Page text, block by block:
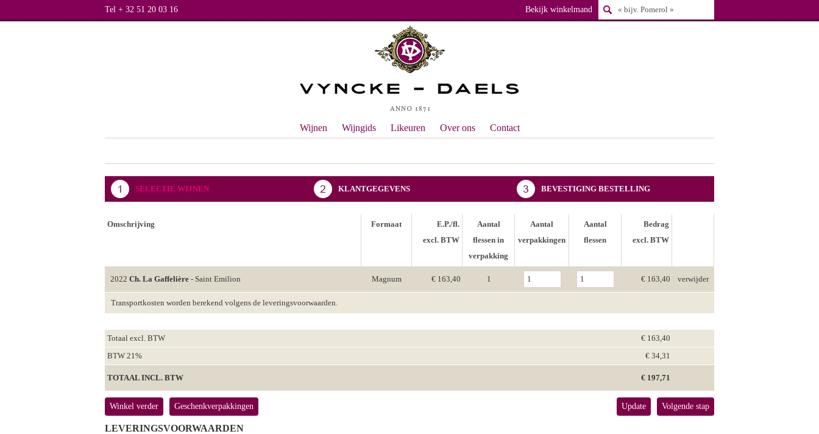
Tel + 32 51 20 03 16 Bekijk winkelmand
Wijnen Wijngids Likeuren Over ons Contact
SELECTIE WIJNEN KLANTGEGEVENS BEVESTIGING BESTELLING
Omschrijving Formaat
E.P./fl.
excl. BTW
Aantal
flessen in
verpakking
Aantal
verpakkingen
Aantal
flessen
Bedrag
excl. BTW
2022 Ch. La Gaffelière - Saint Emilion Magnum € 163,40 1 € 163,40 verwijder
Transportkosten worden berekend volgens de leveringsvoorwaarden.
Totaal excl. BTW
€ 163,40
BTW 21%
€ 34,31
TOTAAL INCL. BTW € 197,71
Winkel verder Geschenkverpakkingen Volgende stap
Update
LEVERINGSVOORWAARDEN